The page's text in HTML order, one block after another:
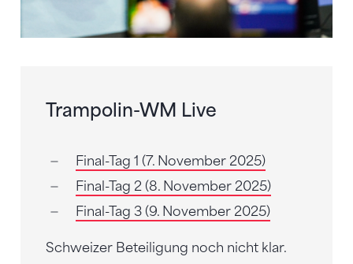
Trampolin-WM Live
Final-Tag 1 (7. November 2025)
Final-Tag 2 (8. November 2025)
Final-Tag 3 (9. November 2025)
Schweizer Beteiligung noch nicht klar.